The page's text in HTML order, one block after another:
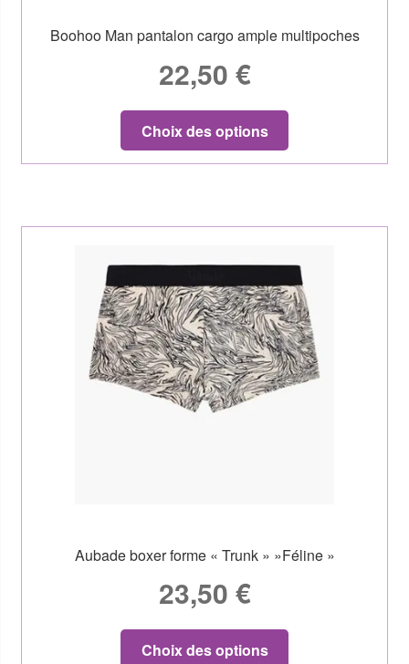
Boohoo Man pantalon cargo ample multipoches
22,50 €
Choix des options
Aubade boxer forme « Trunk » »Féline »
23,50 €
Choix des options